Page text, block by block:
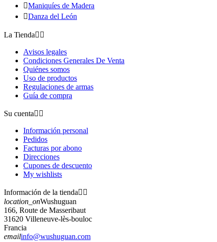
Maniquíes de Madera
Danza del León
La Tienda 
Avisos legales
Condiciones Generales De Venta
Quiénes somos
Uso de productos
Regulaciones de armas
Guía de compra
Su cuenta 
Información personal
Pedidos
Facturas por abono
Direcciones
Cupones de descuento
My wishlists
Información de la tienda 
location_onWushuguan
166, Route de Masseribaut
31620 Villeneuve-lès-bouloc
Francia
emailinfo@wushuguan.com